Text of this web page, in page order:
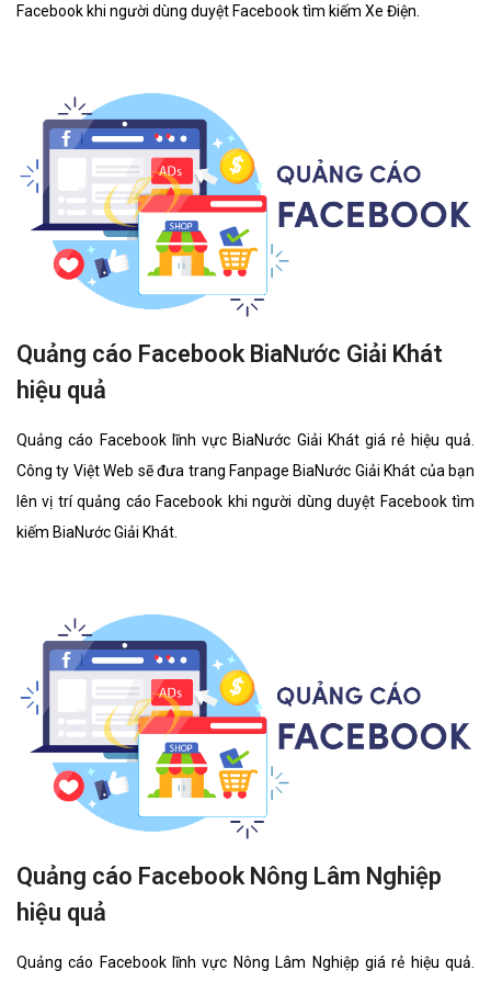
Facebook khi người dùng duyệt Facebook tìm kiếm Xe Điện.
Quảng cáo Facebook BiaNước Giải Khát
hiệu quả
Quảng cáo Facebook lĩnh vực BiaNước Giải Khát giá rẻ hiệu quả.
Công ty Việt Web sẽ đưa trang Fanpage BiaNước Giải Khát của bạn
lên vị trí quảng cáo Facebook khi người dùng duyệt Facebook tìm
kiếm BiaNước Giải Khát.
Quảng cáo Facebook Nông Lâm Nghiệp
hiệu quả
Quảng cáo Facebook lĩnh vực Nông Lâm Nghiệp giá rẻ hiệu quả.